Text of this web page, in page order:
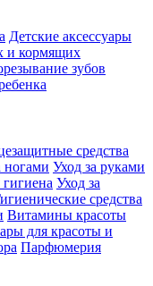
Детские аксессуары
и кормящих
зубов
средства
ногами Уход за руками
Уход за
средства
Витамины красоты
для красоты и
Парфюмерия